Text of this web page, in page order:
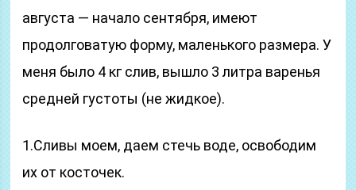
августа — начало сентября, имеют
продолговатую форму, маленького размера. У
меня было 4 кг слив, вышло 3 литра варенья
средней густоты (не жидкое).
1.Сливы моем, даем стечь воде, освободим
их от косточек.